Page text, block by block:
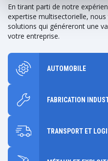
En tirant parti de notre
expertise multisectorielle,
solutions qui généreront une
votre entreprise.
AUTOMOBILE
FABRICATION
TRANSPORT ET